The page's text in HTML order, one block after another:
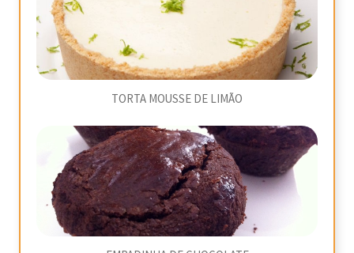
TORTA MOUSSE DE LIMÃO